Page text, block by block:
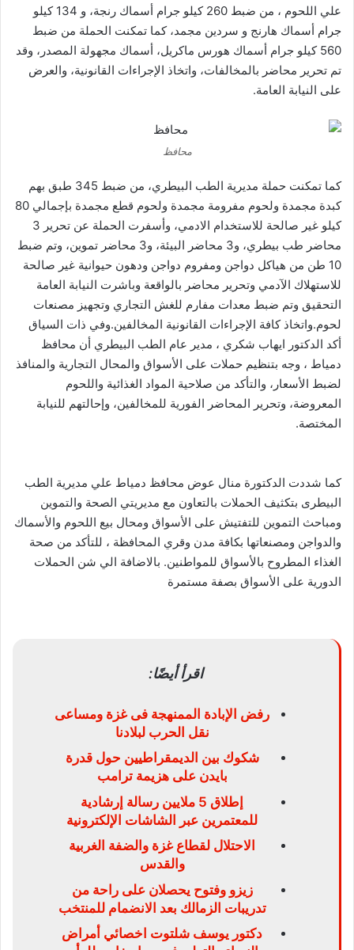
علي اللحوم ، من ضبط 260 كيلو جرام أسماك رنجة، و 134 كيلو
جرام أسماك هارنج و سردين مجمد، كما تمكنت الحملة من ضبط
560 كيلو جرام أسماك هورس ماكريل، أسماك مجهولة المصدر، وقد
تم تحرير محاضر بالمخالفات، واتخاذ الإجراءات القانونية، والعرض
على النيابة العامة.
محافظ
كما تمكنت حملة مديرية الطب البيطري، من ضبط 345 طبق بهم
كبدة مجمدة ولحوم مفرومة مجمدة ولحوم قطع مجمدة بإجمالي 80
كيلو غير صالحة للاستخدام الادمي، وأسفرت الحملة عن تحرير 3
محاضر طب بيطري، و3 محاضر البيئة، و3 محاضر تموين، وتم ضبط
10 طن من هياكل دواجن ومفروم دواجن ودهون حيوانية غير صالحة
للاستهلاك الآدمي وتحرير محاضر بالواقعة وباشرت النيابة العامة
التحقيق وتم ضبط معدات مفارم للغش التجاري وتجهيز مصنعات
لحوم.واتخاذ كافة الإجراءات القانونية المخالفين.وفي ذات السياق
أكد الدكتور ايهاب شكري ، مدير عام الطب البيطري أن محافظ
دمياط ، وجه بتنظيم حملات على الأسواق والمحال التجارية والمنافذ
لضبط الأسعار، والتأكد من صلاحية المواد الغذائية واللحوم
المعروضة، وتحرير المحاضر الفورية للمخالفين، وإحالتهم للنيابة
المختصة.
كما شددت الدكتورة منال عوض محافظ دمياط علي مديرية الطب
البيطرى بتكثيف الحملات بالتعاون مع مديريتي الصحة والتموين
ومباحث التموين للتفتيش على الأسواق ومحال بيع اللحوم والأسماك
والدواجن ومصنعاتها بكافة مدن وقري المحافظة ، للتأكد من صحة
الغذاء المطروح بالأسواق للمواطنين. بالاضافة الي شن الحملات
الدورية على الأسواق بصفة مستمرة
اقرأ أيضًا:
رفض الإبادة الممنهجة فى غزة ومساعى
نقل الحرب لبلادنا
شكوك بين الديمقراطيين حول قدرة
بايدن على هزيمة ترامب
إطلاق 5 ملايين رسالة إرشادية
للمعتمرين عبر الشاشات الإلكترونية
الاحتلال لقطاع غزة والضفة الغربية
والقدس
زيزو وفتوح يحصلان على راحة من
تدريبات الزمالك بعد الانضمام للمنتخب
دكتور يوسف شلتوت اخصائي أمراض